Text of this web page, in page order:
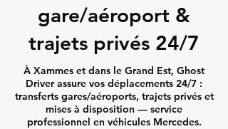
gare/aéroport &
trajets privés 24/7
À Xammes et dans le Grand Est, Ghost
Driver assure vos déplacements 24/7 :
transferts gares/aéroports, trajets privés et
mises à disposition — service
professionnel en véhicules Mercedes.